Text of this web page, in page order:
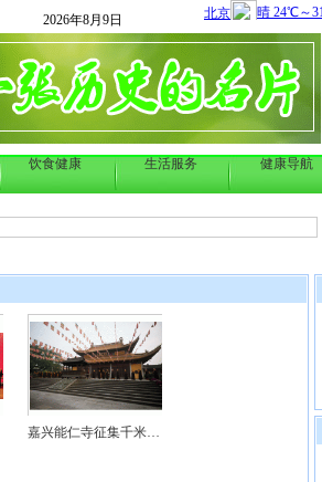
2026年8月9日
健康导航
生活服务
饮食健康
嘉兴能仁寺征集千米长廊书法..